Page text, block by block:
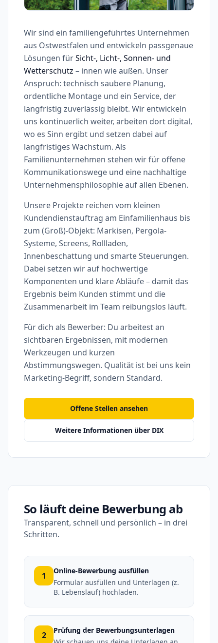
Wir sind ein familiengeführtes Unternehmen
aus Ostwestfalen und entwickeln passgenaue
Lösungen fürSicht-, Licht-, Sonnen- und
Wetterschutz – innen wie außen. Unser
Anspruch: technisch saubere Planung,
ordentliche Montage und ein Service, der
langfristig zuverlässig bleibt. Wir entwickeln
uns kontinuerlich weiter, arbeiten dort digital,
wo es Sinn ergibt und setzen dabei auf
langfristiges Wachstum. Als
Familienunternehmen stehen wir für offene
Kommunikationswege und eine nachhaltige
Unternehmensphilosophie auf allen Ebenen.
Unsere Projekte reichen vom kleinen
Kundendienstauftrag am Einfamilienhaus bis
zum (Groß)-Objekt: Markisen, Pergola-
Systeme, Screens, Rollladen,
Innenbeschattung und smarte Steuerungen.
Dabei setzen wir auf hochwertige
Komponenten und klare Abläufe – damit das
Ergebnis beim Kunden stimmt und die
Zusammenarbeit im Team reibungslos läuft.
Für dich als Bewerber: Du arbeitest an
sichtbaren Ergebnissen, mit modernen
Werkzeugen und kurzen
Abstimmungswegen. Qualität ist bei uns kein
Marketing-Begriff, sondern Standard.
Offene Stellen ansehen
Weitere Informationen über DIX
So läuft deine Bewerbung ab
Transparent, schnell und persönlich – in drei
Schritten.
1
Online-Bewerbung ausfüllen
Formular ausfüllen und Unterlagen (z.
B. Lebenslauf) hochladen.
2
Prüfung der Bewerbungsunterlagen